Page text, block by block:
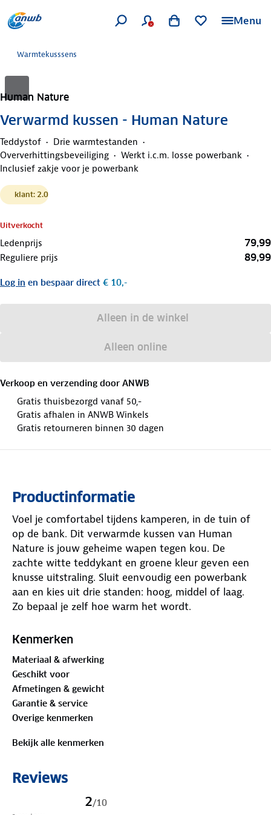
Menu
Warmtekusssens
Human Nature
Verwarmd kussen - Human Nature
Teddystof
Drie warmtestanden
Oververhittingsbeveiliging
Werkt i.c.m. losse powerbank
Inclusief zakje voor je powerbank
klant: 2.0
Uitverkocht
Ledenprijs 79,99
Reguliere prijs 89,99
Log in en bespaar direct € 10,-
Alleen in de winkel
Alleen online
Verkoop en verzending door ANWB
Gratis thuisbezorgd vanaf 50,-
Gratis afhalen in ANWB Winkels
Gratis retourneren binnen 30 dagen
Productinformatie
Voel je comfortabel tijdens kamperen, in de tuin of
op de bank. Dit verwarmde kussen van Human
Nature is jouw geheime wapen tegen kou. De
zachte witte teddykant en groene kleur geven een
knusse uitstraling. Sluit eenvoudig een powerbank
aan en kies uit drie standen: hoog, middel of laag.
Zo bepaal je zelf hoe warm het wordt.
Met een 10.000 mAh PD-powerbank blijft het
PD-powerbank? Dan zelfs tot 9 uur. Het kussen
heeft één verwarmingselement met beveiliging
tegen oververhitting. Perfect voor buiten of binnen.
Let op: verwarmd kussen wordt geleverd zonder
powerbank.
Bij gebruik van een 10.000 mAh PD-powerbank:
1. Laag - ongeveer 4,5 uur warmte
2. Middel - ongeveer 2,5 uur warmte
Kenmerken
Materiaal & afwerking
Geschikt voor
Afmetingen & gewicht
Garantie & service
Overige kenmerken
Bekijk alle kenmerken
Reviews
2/10